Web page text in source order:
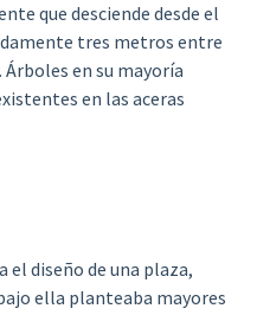
que desciende desde el
tres metros entre
en su mayoría
en las aceras
el diseño de una plaza,
ella planteaba mayores